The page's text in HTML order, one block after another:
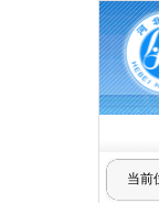
当前